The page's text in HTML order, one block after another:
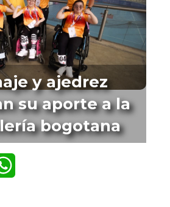
y ajedrez
su aporte a la
bogotana